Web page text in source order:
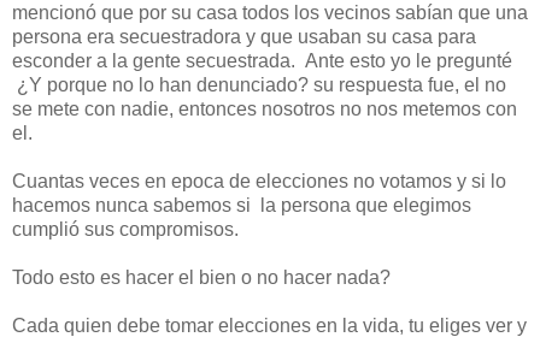
mencionó que por su casa todos los vecinos sabían que una
persona era secuestradora y que usaban su casa para
esconder a la gente secuestrada. Ante esto yo le pregunté
¿Y porque no lo han denunciado? su respuesta fue, el no
se mete con nadie, entonces nosotros no nos metemos con
el.
Cuantas veces en epoca de elecciones no votamos y si lo
hacemos nunca sabemos si la persona que elegimos
cumplió sus compromisos.
Todo esto es hacer el bien o no hacer nada?
Cada quien debe tomar elecciones en la vida, tu eliges ver y